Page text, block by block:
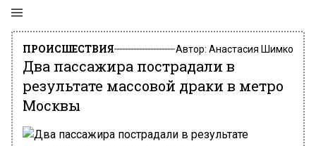
ПРОИСШЕСТВИЯ Автор: Анастасия Шимко
Два пассажира пострадали в
результате массовой драки в метро
Москвы